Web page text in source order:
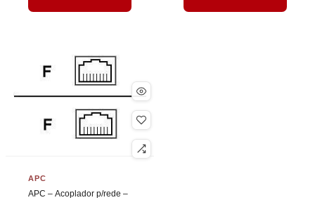
APC
APC – Acoplador p/rede –